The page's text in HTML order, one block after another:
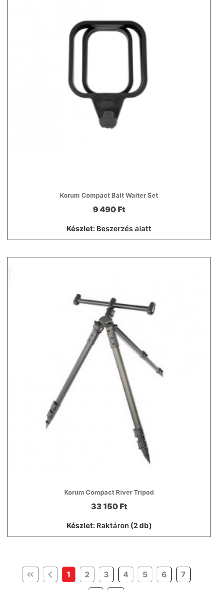
Korum Compact Bait Waiter Set
9 490 Ft
Készlet: Beszerzés alatt
Korum Compact River Tripod
33 150 Ft
Készlet: Raktáron(2 db)
1 (current)
2 3 4 5 6 7